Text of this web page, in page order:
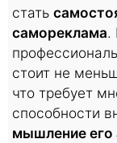
стать
самореклама.
стоит не
что требует
способности
мышление его